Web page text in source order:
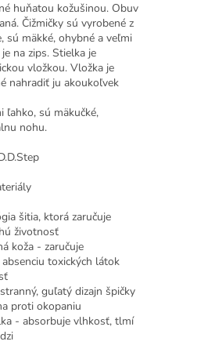
huňatou kožušinou. Obuv
Čižmičky sú vyrobené z
sú mäkké, ohybné a veľmi
na zips. Stielka je
vložkou. Vložka je
nahradiť ju akoukoľvek
ľahko, sú mäkučké,
nohu.
šitia, ktorá zaručuje
životnosť
koža - zaručuje
toxických látok
guľatý dizajn špičky
proti okopaniu
- absorbuje vlhkosť, tlmí